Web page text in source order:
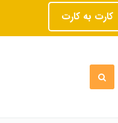
کارت به کارت